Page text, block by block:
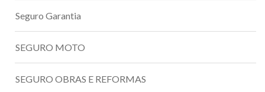
Seguro Garantia
SEGURO MOTO
SEGURO OBRAS E REFORMAS